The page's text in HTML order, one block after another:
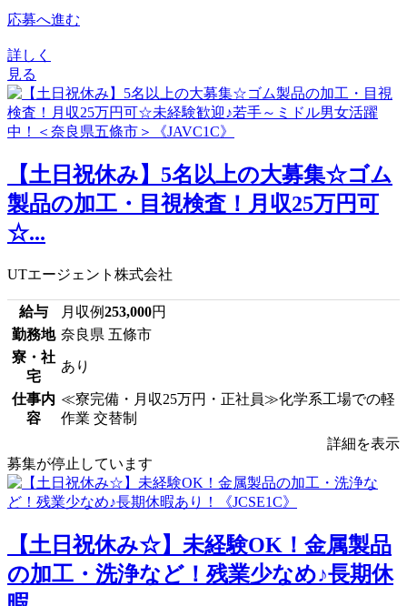
応募へ進む
詳しく
見る
【土日祝休み】5名以上の大募集☆ゴム
製品の加工・目視検査！月収25万円可
☆...
UTエージェント株式会社
給与 月収例253,000円
勤務地 奈良県 五條市
寮・社
宅
あり
仕事内
容
≪寮完備・月収25万円・正社員≫化学系工場での軽
作業 交替制
詳細を表示
募集が停止しています
【土日祝休み☆】未経験OK！金属製品
の加工・洗浄など！残業少なめ♪長期休